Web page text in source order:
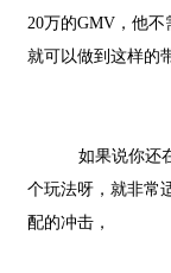
20万的GMV ，他
就可以做到这样的
如果说你还
个玩法呀，就非常
配的冲击，